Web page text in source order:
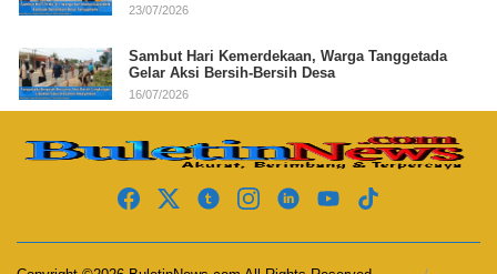
23/07/2026
Sambut Hari Kemerdekaan, Warga Tanggetada
Gelar Aksi Bersih-Bersih Desa
16/07/2026